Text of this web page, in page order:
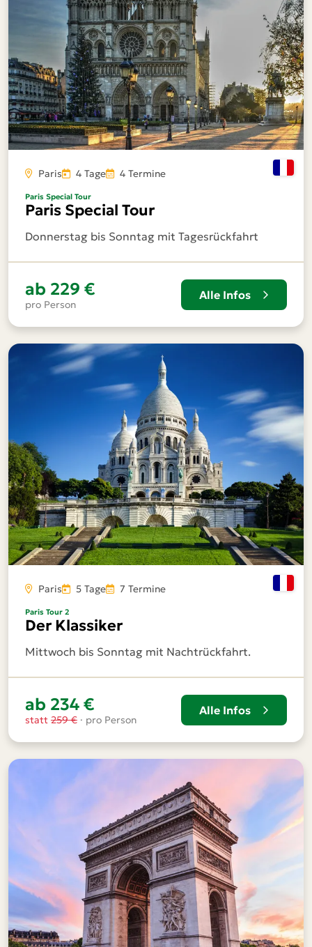
Paris 4 Tage 4 Termine
Paris Special Tour
Paris Special Tour
Donnerstag bis Sonntag mit Tagesrückfahrt
ab 229 €
pro Person
Alle Infos
Paris 5 Tage 7 Termine
Paris Tour 2
Der Klassiker
Mittwoch bis Sonntag mit Nachtrückfahrt.
ab 234 €
statt 259 € · pro Person
Alle Infos